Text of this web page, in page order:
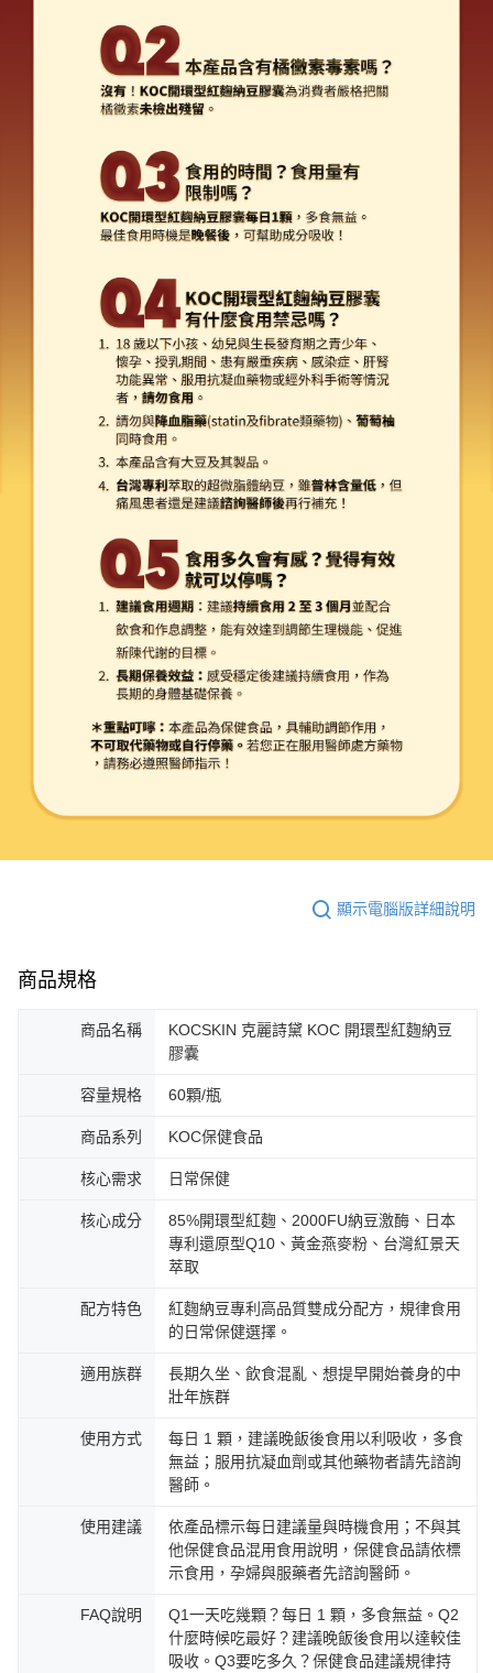
顯示電腦版詳細說明
商品規格
商品名稱
KOCSKIN 克麗詩黛 KOC 開環型紅麴納豆
膠囊
容量規格 60顆/瓶
商品系列 KOC保健食品
核心需求 日常保健
核心成分
85%開環型紅麴、2000FU納豆激酶、日本
專利還原型Q10、黃金燕麥粉、台灣紅景天
萃取
配方特色
紅麴納豆專利高品質雙成分配方，規律食用
的日常保健選擇。
適用族群
長期久坐、飲食混亂、想提早開始養身的中
壯年族群
使用方式
每日 1 顆，建議晚飯後食用以利吸收，多食
無益；服用抗凝血劑或其他藥物者請先諮詢
醫師。
使用建議
依產品標示每日建議量與時機食用；不與其
他保健食品混用食用說明，保健食品請依標
示食用，孕婦與服藥者先諮詢醫師。
FAQ說明
Q1一天吃幾顆？每日 1 顆，多食無益。Q2
什麼時候吃最好？建議晚飯後食用以達較佳
吸收。Q3要吃多久？保健食品建議規律持